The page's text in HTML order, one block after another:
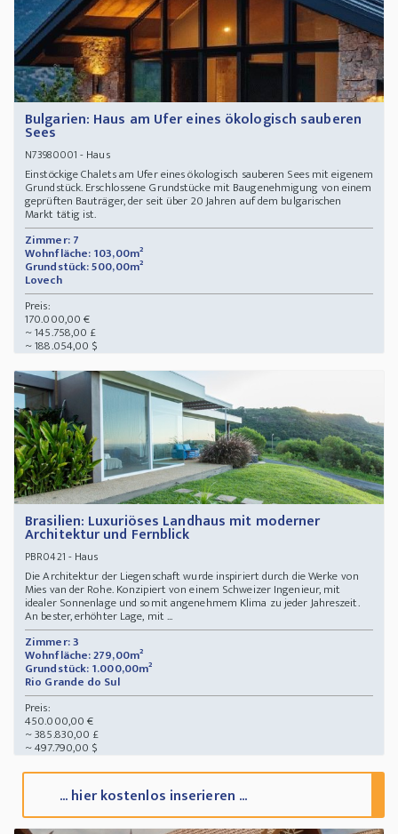
Bulgarien: Haus am Ufer eines ökologisch sauberen
Sees
N73980001 - Haus
Einstöckige Chalets am Ufer eines ökologisch sauberen Sees mit eigenem
Grundstück. Erschlossene Grundstücke mit Baugenehmigung von einem
geprüften Bauträger, der seit über 20 Jahren auf dem bulgarischen
Markt tätig ist.
Zimmer: 7
Wohnfläche: 103,00m²
Grundstück: 500,00m²
Lovech
Preis:
170.000,00 €
~ 145.758,00 £
~ 188.054,00 $
Brasilien: Luxuriöses Landhaus mit moderner
Architektur und Fernblick
PBR0421 - Haus
Die Architektur der Liegenschaft wurde inspiriert durch die Werke von
Mies van der Rohe. Konzipiert von einem Schweizer Ingenieur, mit
idealer Sonnenlage und somit angenehmem Klima zu jeder Jahreszeit.
An bester, erhöhter Lage, mit ...
Zimmer: 3
Wohnfläche: 279,00m²
Grundstück: 1.000,00m²
Rio Grande do Sul
Preis:
450.000,00 €
~ 385.830,00 £
~ 497.790,00 $
... hier kostenlos inserieren ...